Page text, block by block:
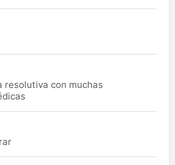
resolutiva con muchas